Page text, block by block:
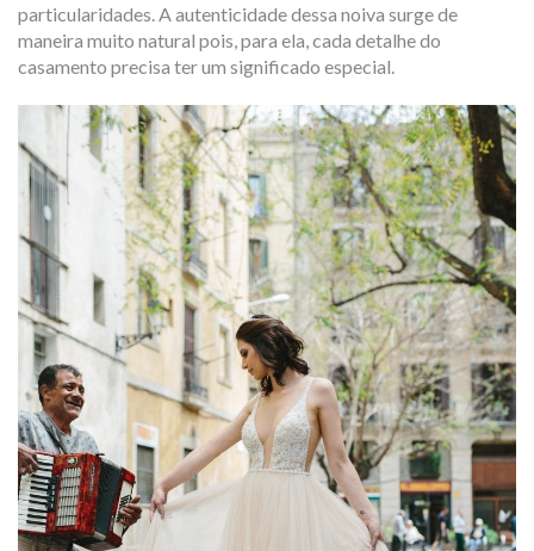
particularidades. A autenticidade dessa noiva surge de
maneira muito natural pois, para ela, cada detalhe do
casamento precisa ter um significado especial.